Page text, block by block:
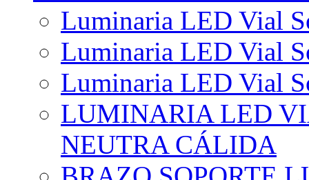
Luminaria LED Vial
Luminaria LED Vial
Luminaria LED Vial
LUMINARIA LED
NEUTRA CÁLIDA